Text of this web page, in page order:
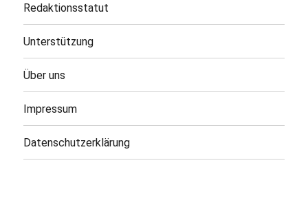
Redaktionsstatut
Unterstützung
Über uns
Impressum
Datenschutzerklärung